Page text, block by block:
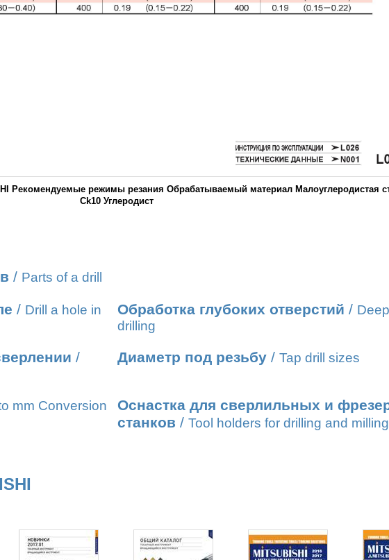
Рекомендуемые режимы резания Обрабатываемый материал Малоуглеродистая
Ck10 Углеродист
/ Parts of a drill
/ Drill a hole in
Обработка глубоких отверстий /
drilling
/ Диаметр под резьбу / Tap drill sizes
mm Conversion
Оснастка для сверлильных и
станков / Tool holders for drilling and milling